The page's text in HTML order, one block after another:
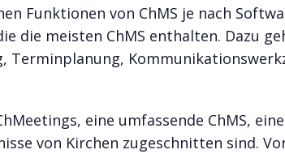
Funktionen von ChMS je nach
die meisten ChMS enthalten. Dazu
Terminplanung,
eine umfassende ChMS,
von Kirchen zugeschnitten sind.